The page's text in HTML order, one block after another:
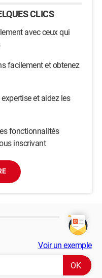
CLICS
avec ceux qui
facilement et obtenez
et aidez les
fonctionnalités
inscrivant
Voir un exemple